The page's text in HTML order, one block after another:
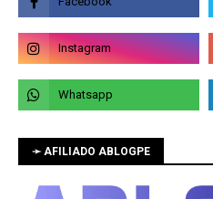
➛ AFILIADO ABLOGPE